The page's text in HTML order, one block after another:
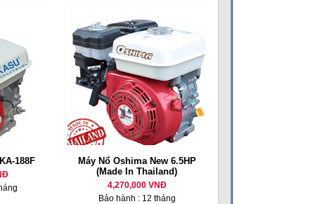
188F
Máy Nổ Oshima New 6.5HP
(Made In Thailand)
4,270,000 VNĐ
Bảo hành : 12 tháng